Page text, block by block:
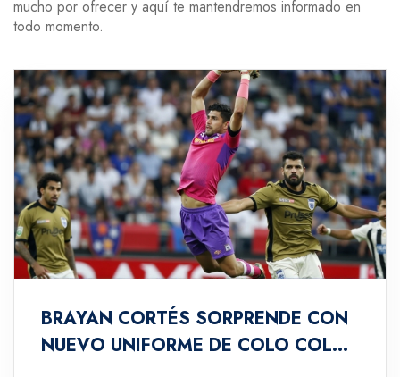
mucho por ofrecer y aquí te mantendremos informado en
todo momento.
BRAYAN CORTÉS SORPRENDE CON
NUEVO UNIFORME DE COLO COLO